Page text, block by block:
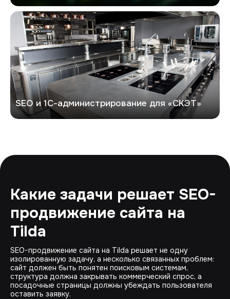
СКЭТ
SEO и 1С-администрирование для «СКЭТ»
Какие задачи решает SEO-
продвижение сайта на
Tilda
SEO-продвижение сайта на Tilda решает не одну
изолированную задачу, а несколько связанных проблем:
сайт должен быть понятен поисковым системам,
структура должна закрывать коммерческий спрос, а
посадочные страницы должны убеждать пользователя
оставить заявку.